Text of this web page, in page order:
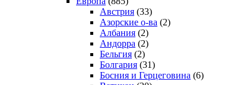
Австрия (33)
Азорские о-ва (2)
Албания (2)
Андорра (2)
Бельгия (2)
Болгария (31)
Босния и Герцеговина (6)